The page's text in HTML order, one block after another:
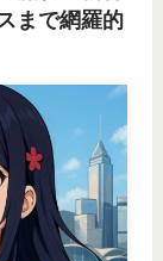
まで網羅的